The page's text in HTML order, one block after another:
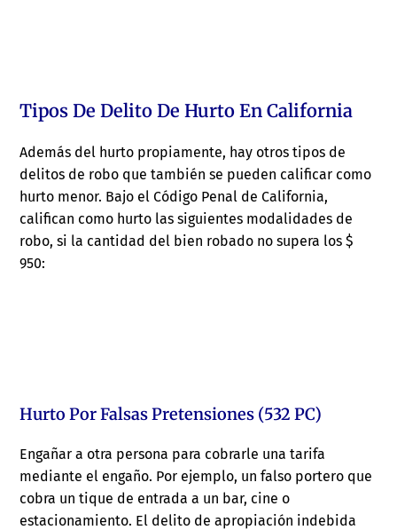
Tipos De Delito De Hurto En California
Además del hurto propiamente, hay otros tipos de
delitos de robo que también se pueden calificar como
hurto menor. Bajo el Código Penal de California,
califican como hurto las siguientes modalidades de
robo, si la cantidad del bien robado no supera los $
950:
Hurto Por Falsas Pretensiones (532 PC)
Engañar a otra persona para cobrarle una tarifa
mediante el engaño. Por ejemplo, un falso portero que
cobra un tique de entrada a un bar, cine o
estacionamiento. El delito de apropiación indebida